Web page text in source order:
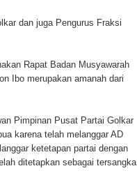
Hari
dan juga Pengurus Fraksi
Rapat Badan Musyawarah
Ibo merupakan amanah dari
Pimpinan Pusat Partai Golkar
karena telah melanggar AD
ketetapan partai dengan
ditetapkan sebagai tersangka.